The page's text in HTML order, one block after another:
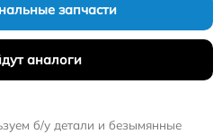
запчасти
аналоги
б/у детали и безымянные